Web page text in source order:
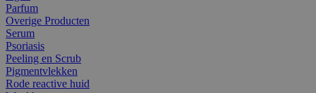
Parfum
Overige Producten
Serum
Psoriasis
Peeling en Scrub
Pigmentvlekken
Rode reactive huid